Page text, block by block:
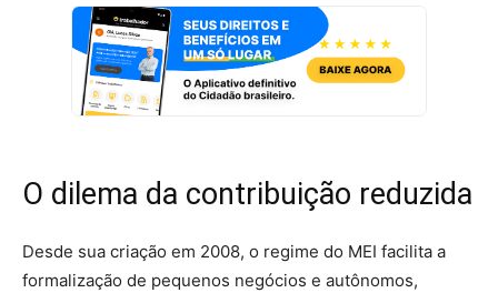
O dilema da contribuição reduzida
Desde sua criação em 2008, o regime do MEI facilita a
formalização de pequenos negócios e autônomos,